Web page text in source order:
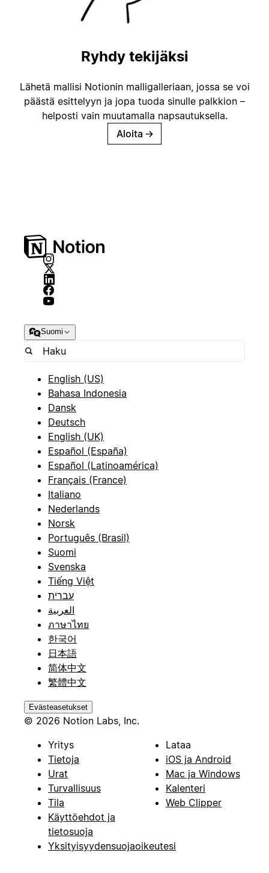
Ryhdy tekijäksi
Lähetä mallisi Notionin malligalleriaan, jossa se voi
päästä esittelyyn ja jopa tuoda sinulle palkkion –
helposti vain muutamalla napsautuksella.
Aloita →
Suomi
English (US)
Bahasa Indonesia
Dansk
Deutsch
English (UK)
Español (España)
Español (Latinoamérica)
Français (France)
Italiano
Nederlands
Norsk
Português (Brasil)
Suomi
Svenska
Tiếng Việt
עברית
العربية
ภาษาไทย
한국어
日本語
简体中文
繁體中文
Evästeasetukset
© 2026 Notion Labs, Inc.
Yritys
Tietoja
Urat
Turvallisuus
Tila
Käyttöehdot ja
tietosuoja
Yksityisyydensuojaoikeutesi
Lataa
iOS ja Android
Mac ja Windows
Kalenteri
Web Clipper